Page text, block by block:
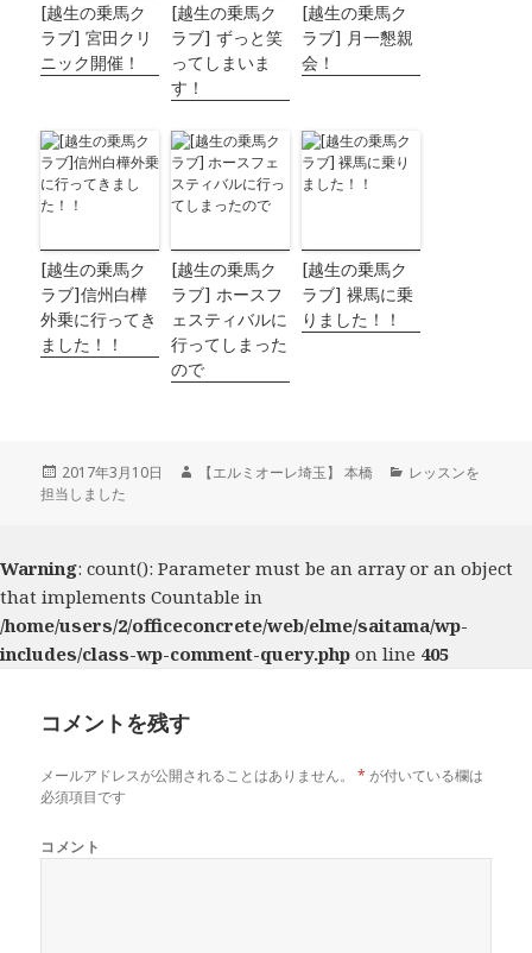
[越生の乗馬ク
ラブ] 宮田クリ
ニック開催！
[越生の乗馬ク
ラブ] ずっと笑
ってしまいま
す！
[越生の乗馬ク
ラブ] 月一懇親
会！
[越生の乗馬ク
ラブ]信州白樺
外乗に行ってき
ました！！
[越生の乗馬ク
ラブ] ホースフ
ェスティバルに
行ってしまった
ので
[越生の乗馬ク
ラブ] 裸馬に乗
りました！！
投
稿
2017年3月10日
作【エルミオーレ埼玉】 本橋
カ
レッスンを
担当しました
Warning: count(): Parameter must be an array or an object
that implements Countable in
/home/users/2/officeconcrete/web/elme/saitama/wp-
includes/class-wp-comment-query.php on line 405
コメントを残す
メールアドレスが公開されることはありません。 * が付いている欄は
必須項目です
コメント